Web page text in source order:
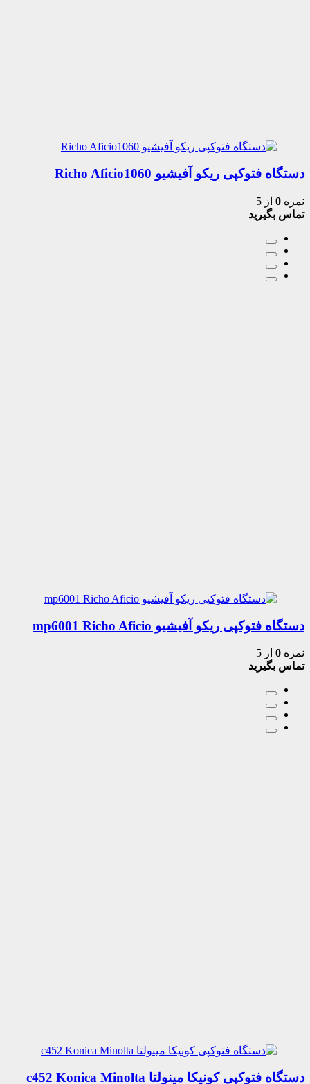
دستگاه فتوکپی ریکو آفیشیو Richo Aficio1060
نمره 0 از 5
تماس بگیرید
دستگاه فتوکپی ریکو آفیشیو mp6001 Richo Aficio
نمره 0 از 5
تماس بگیرید
دستگاه فتوکپی کونیکا مینولتا c452 Konica Minolta